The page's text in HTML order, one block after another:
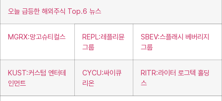
오늘 급등한 해외주식 Top.6 뉴스
MGRX:망고슈티컬스
REPL:레플리뮨
그룹
SBEV:스플래시 베버리지
그룹
KUST:커스텀 엔터테
인먼트
CYCU:싸이큐
리온
RITR:라이터 로그텍 홀딩
스